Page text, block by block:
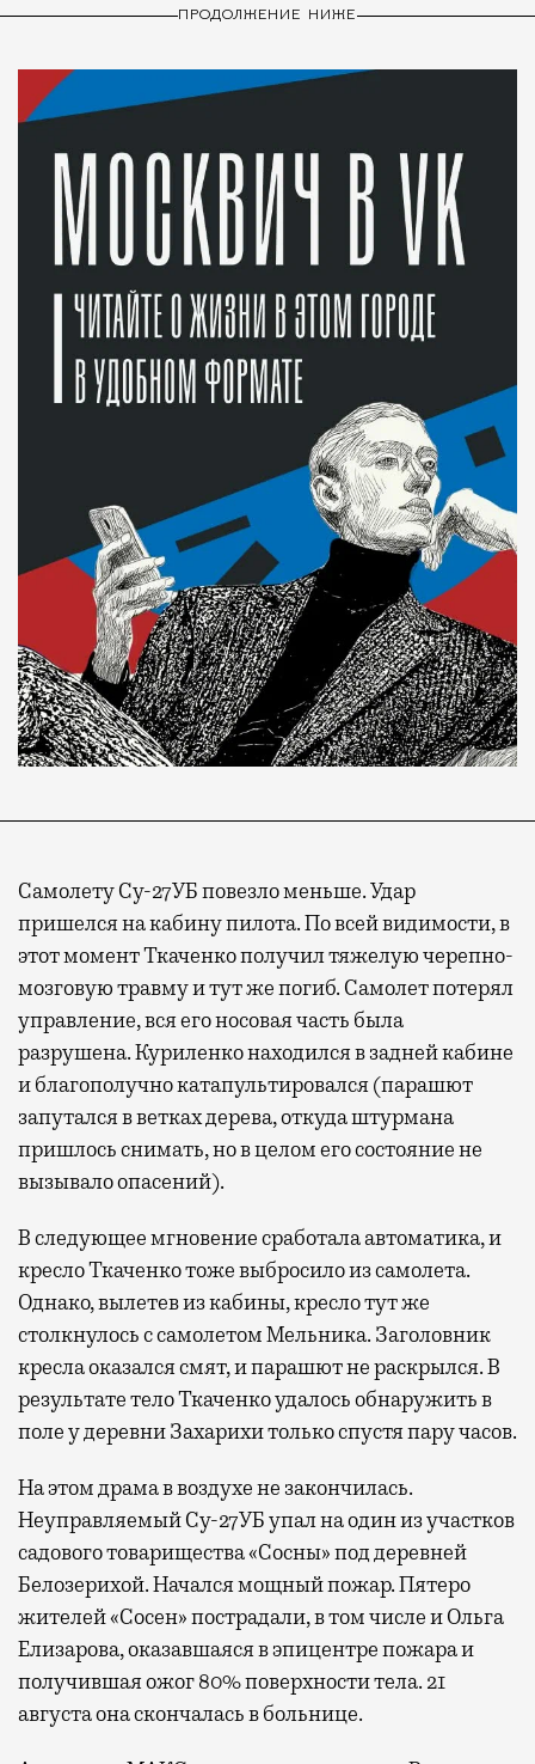
ПРОДОЛЖЕНИЕ НИЖЕ
Самолету Су-27УБ повезло меньше. Удар
пришелся на кабину пилота. По всей видимости, в
этот момент Ткаченко получил тяжелую черепно-
мозговую травму и тут же погиб. Самолет потерял
управление, вся его носовая часть была
разрушена. Куриленко находился в задней кабине
и благополучно катапультировался (парашют
запутался в ветках дерева, откуда штурмана
пришлось снимать, но в целом его состояние не
вызывало опасений).
В следующее мгновение сработала автоматика, и
кресло Ткаченко тоже выбросило из самолета.
Однако, вылетев из кабины, кресло тут же
столкнулось с самолетом Мельника. Заголовник
кресла оказался смят, и парашют не раскрылся. В
результате тело Ткаченко удалось обнаружить в
поле у деревни Захарихи только спустя пару часов.
На этом драма в воздухе не закончилась.
Неуправляемый Су-27УБ упал на один из участков
садового товарищества «Сосны» под деревней
Белозерихой. Начался мощный пожар. Пятеро
жителей «Сосен» пострадали, в том числе и Ольга
Елизарова, оказавшаяся в эпицентре пожара и
получившая ожог 80% поверхности тела. 21
августа она скончалась в больнице.